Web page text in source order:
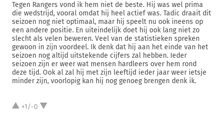
Tegen Rangers vond ik hem niet de beste. Hij was wel prima
die wedstrijd, vooral omdat hij heel actief was. Tadic draait dit
seizoen nog niet optimaal, maar hij speelt nu ook ineens op
een andere positie. En uiteindelijk doet hij ook lang niet zo
slecht als velen beweren. Veel van de statistieken spreken
gewoon in zijn voordeel. Ik denk dat hij aan het einde van het
seizoen nog altijd uitstekende cijfers zal hebben. Ieder
seizoen zijn er weer wat mensen hardleers over hem rond
deze tijd. Ook al zal hij met zijn leeftijd ieder jaar weer ietsje
minder zijn, voorlopig kan hij nog genoeg brengen denk ik.
+1/-0